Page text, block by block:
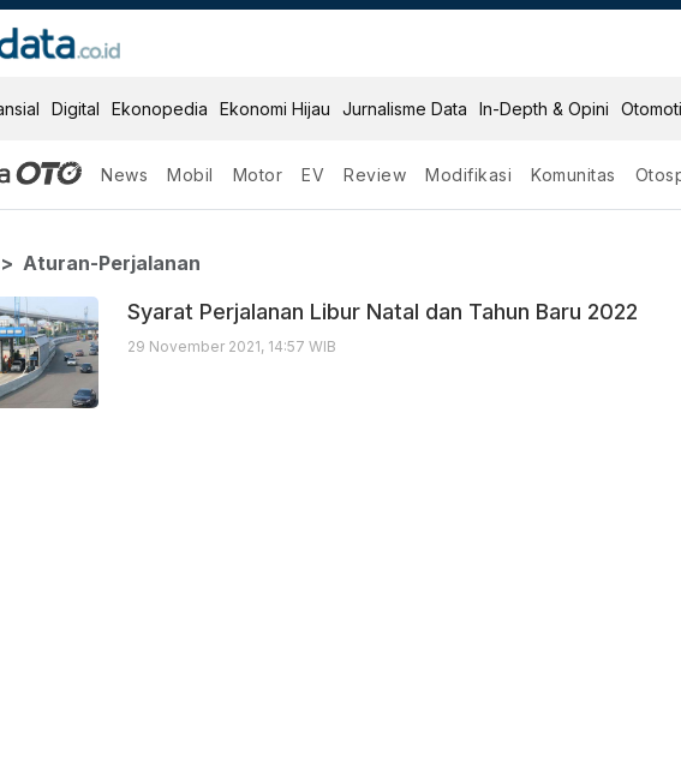
Digital Ekonopedia Ekonomi Hijau Jurnalisme Data In-Depth & Opini
News Mobil Motor EV Review Modifikasi Komunitas
Perjalanan
Terbaru
Aturan-Perjalanan
Syarat Perjalanan Libur Natal dan Tahun Baru 2022
29 November 2021, 14:57 WIB